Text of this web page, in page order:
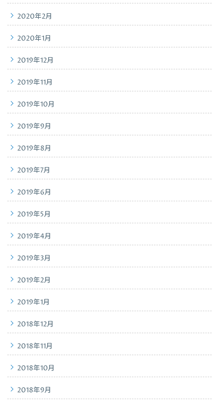
2020年2月
2020年1月
2019年12月
2019年11月
2019年10月
2019年9月
2019年8月
2019年7月
2019年6月
2019年5月
2019年4月
2019年3月
2019年2月
2019年1月
2018年12月
2018年11月
2018年10月
2018年9月